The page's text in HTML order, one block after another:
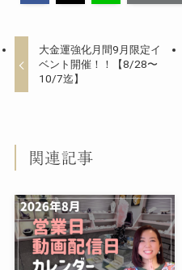
大金運強化月間9月限定イ
ベント開催！！【8/28〜
10/7迄】
関連記事